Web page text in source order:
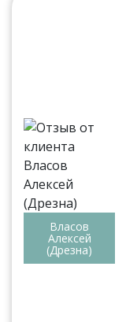
Власов
Алексей
(Дрезна)